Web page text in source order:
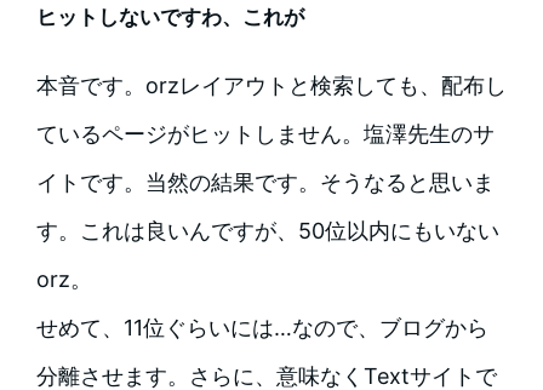
ヒットしないですわ、これが
本音です。orzレイアウトと検索しても、配布し
ているページがヒットしません。塩澤先生のサ
イトです。当然の結果です。そうなると思いま
す。これは良いんですが、50位以内にもいない
orz。
せめて、11位ぐらいには…なので、ブログから
分離させます。さらに、意味なくTextサイトで